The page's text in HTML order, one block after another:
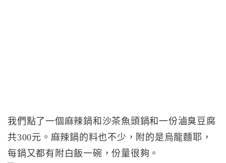
我們點了一個麻辣鍋和沙茶魚頭鍋和一份滷臭豆腐
共300元。麻辣鍋的料也不少，附的是烏龍麵耶，
每鍋又都有附白飯一碗，份量很夠。